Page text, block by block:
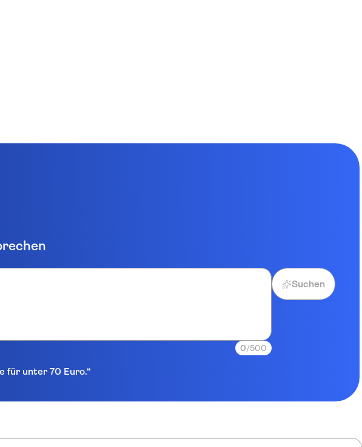
0/500
Suchen
für unter 70 Euro.“